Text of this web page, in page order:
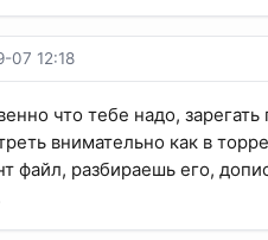
07 12:18
что тебе надо,
внимательно как в
файл, разбираешь его,